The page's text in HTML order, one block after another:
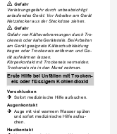
 Gefahr
Verletzungsgefahr durch unbeabsichtigt
anlaufendes Gerät. Vor Arbeiten am Gerät
Netzstecker aus der Steckdose ziehen.
 Gefahr
Gefahr von Kälteverbrennungen durch Tro-
ckeneis oder kalte Geräteteile. Bei Arbeiten
am Gerät geeignete Kälteschutzkleidung
tragen oder Trockeneis entfernen und Ge-
rät aufwärmen lassen.
Körperkontakt mit Trockeneis vermeiden.
Trockeneis nie in den Mund nehmen.
Erste Hilfe bei Unfällen mit Trocken-
eis oder flüssigem Kohlendioxid
Verschlucken
Î Sofort medizinische Hilfe aufsuchen.
Augenkontakt
Î Auge mit viel warmem Wasser spülen
und sofort medizinische Hilfe aufsu-
chen.
Hautkontakt